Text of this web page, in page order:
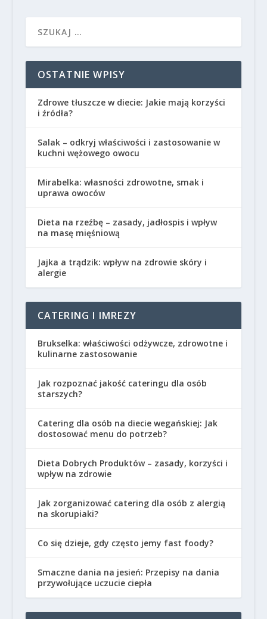
OSTATNIE WPISY
Zdrowe tłuszcze w diecie: Jakie mają korzyści
i źródła?
Salak – odkryj właściwości i zastosowanie w
kuchni wężowego owocu
Mirabelka: własności zdrowotne, smak i
uprawa owoców
Dieta na rzeźbę – zasady, jadłospis i wpływ
na masę mięśniową
Jajka a trądzik: wpływ na zdrowie skóry i
alergie
CATERING I IMREZY
Brukselka: właściwości odżywcze, zdrowotne i
kulinarne zastosowanie
Jak rozpoznać jakość cateringu dla osób
starszych?
Catering dla osób na diecie wegańskiej: Jak
dostosować menu do potrzeb?
Dieta Dobrych Produktów – zasady, korzyści i
wpływ na zdrowie
Jak zorganizować catering dla osób z alergią
na skorupiaki?
Co się dzieje, gdy często jemy fast foody?
Smaczne dania na jesień: Przepisy na dania
przywołujące uczucie ciepła